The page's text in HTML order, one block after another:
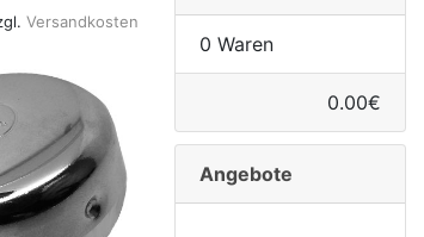
Versandkosten
0 Waren
0.00€
Angebote